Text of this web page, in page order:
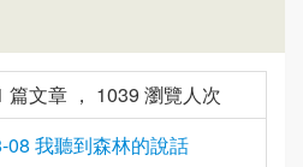
篇文章 ， 1039 瀏覽人次
08 我聽到森林的說話